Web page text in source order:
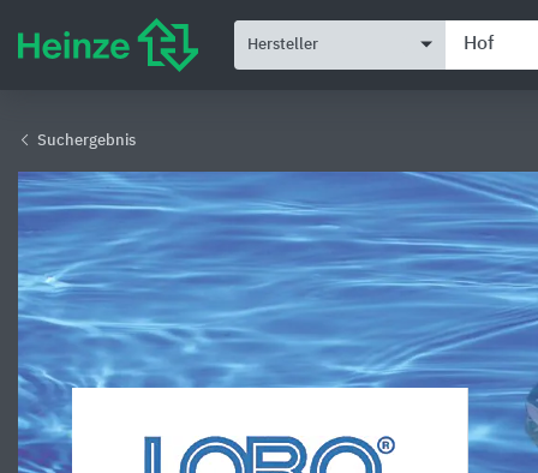
Hersteller
Suchergebnis